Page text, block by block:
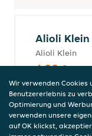
Alioli Klein
Alioli Klein
4,20 €
0,0% vol, inkl.
Heinz
Wir verwenden Cookies
Benutzererlebnis zu
Optimierung und
verwenden unsere
auf OK klickst,